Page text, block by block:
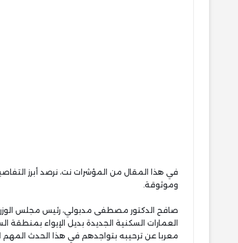
في هذا المقال من المؤشرات نت، نرصد أبرز
وموثوقة.
صافح الدكتور مصطفى مدبولي، رئيس مجلس
العمارات السكنية الجديدة بديل الإيواء بمنطقة
معربا عن ترحيبه بتواجدهم في هذا الحدث المهم